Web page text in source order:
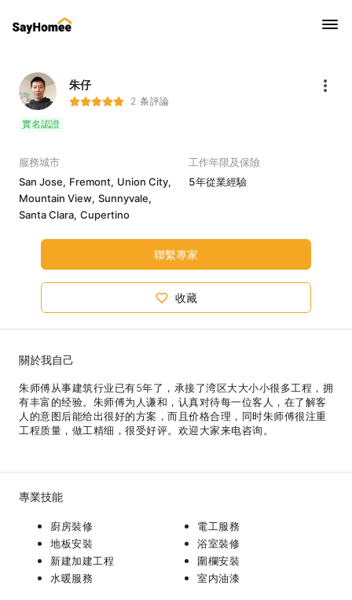
朱仔
2 条評論
實名認證
服務城市
San Jose, Fremont, Union City,
Mountain View, Sunnyvale,
Santa Clara, Cupertino
工作年限及保險
5年從業經驗
聯繫專家
收藏
關於我自己
朱师傅从事建筑行业已有5年了，承接了湾区大大小小很多工程，拥
有丰富的经验。朱师傅为人谦和，认真对待每一位客人，在了解客
人的意图后能给出很好的方案，而且价格合理，同时朱师傅很注重
工程质量，做工精细，很受好评。欢迎大家来电咨询。
專業技能
廚房裝修
地板安裝
新建加建工程
水暖服務
電工服務
浴室裝修
圍欄安裝
室内油漆